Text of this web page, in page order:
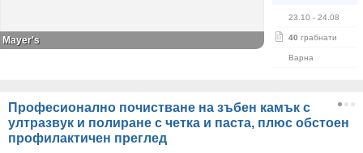
23.10 - 24.08
40 грабнати
Варна
Mayer's
Професионално почистване на зъбен камък с
ултразвук и полиране с четка и паста, плюс обстоен
профилактичен преглед